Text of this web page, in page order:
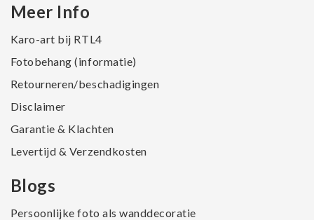
Meer Info
Karo-art bij RTL4
Fotobehang (informatie)
Retourneren/beschadigingen
Disclaimer
Garantie & Klachten
Levertijd & Verzendkosten
Blogs
Persoonlijke foto als wanddecoratie